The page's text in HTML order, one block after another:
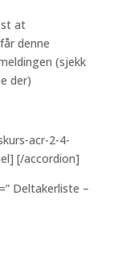
at
denne
(sjekk
der)
acr-2-4-
[/accordion]
Deltakerliste –